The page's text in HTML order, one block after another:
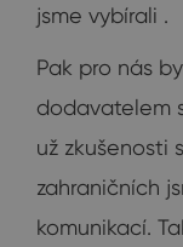
jsme vybírali .
Pak pro nás
dodavatelem
už zkušenosti
zahraničních
komunikací.